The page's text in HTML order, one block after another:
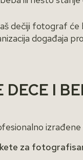
dečiji fotograf će
događaja
I
za